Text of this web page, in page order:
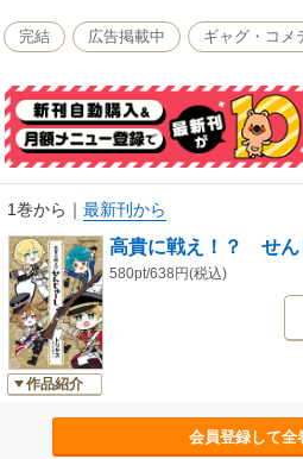
完結 広告掲載中 ギャグ・コメ
1巻から ｜ 最新刊から
作品紹介
高貴に戦え！？ せん
580pt/638円(税込)
会員登録して全